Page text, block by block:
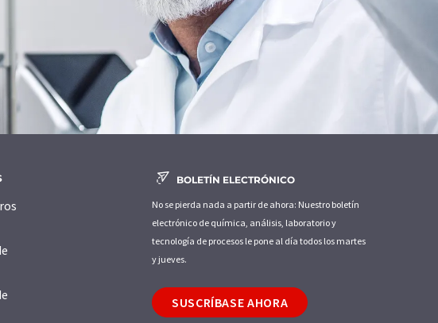
BOLETÍN ELECTRÓNICO
No se pierda nada a partir de ahora: Nuestro boletín
electrónico de química, análisis, laboratorio y
tecnología de procesos le pone al día todos los martes
y jueves.
SUSCRÍBASE AHORA